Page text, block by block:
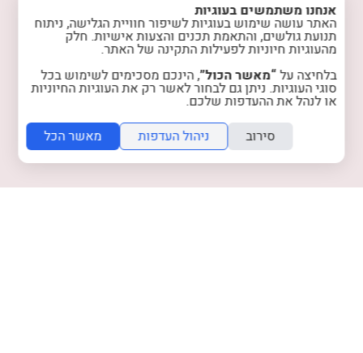
המלצות לשמירה על התכשיטים
אודות
המלצות מלקוחות
טיפים והשראה
רכישות מרוכזות
הצטרפות למועדון
צרו קשר
מדיניות האתר
אנחנו משתמשים בעוגיות
האתר עושה שימוש בעוגיות לשיפור חוויית הגלישה, ניתוח
תנועת גולשים, והתאמת תכנים והצעות אישיות. חלק
מהעוגיות חיוניות לפעילות התקינה של האתר.
בלחיצה על“מאשר הכול”, הינכם מסכימים לשימוש בכל
סוגי העוגיות. ניתן גם לבחור לאשר רק את העוגיות החיוניות
או לנהל את ההעדפות שלכם.
סירוב
ניהול העדפות מאשר הכל